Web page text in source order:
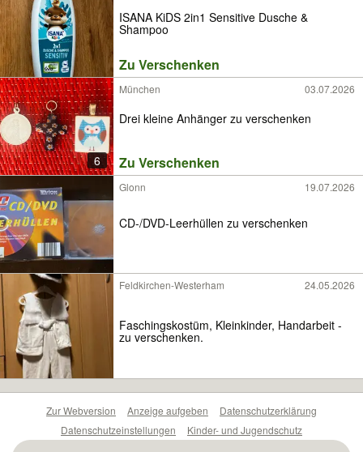
ISANA KiDS 2in1 Sensitive Dusche &
Shampoo
Zu Verschenken
6
München 03.07.2026
Drei kleine Anhänger zu verschenken
Zu Verschenken
Glonn 19.07.2026
CD-/DVD-Leerhüllen zu verschenken
Feldkirchen-Westerham 24.05.2026
Faschingskostüm, Kleinkinder, Handarbeit -
zu verschenken.
Zur Webversion Anzeige aufgeben
Datenschutzerklärung
Datenschutzeinstellungen
Kinder- und Jugendschutz